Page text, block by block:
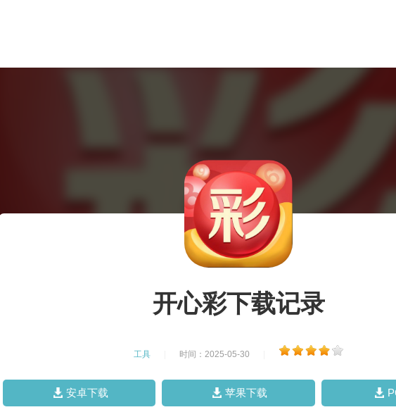
开心彩下载记录
工具 时间：2025-05-30
安卓下载 苹果下载